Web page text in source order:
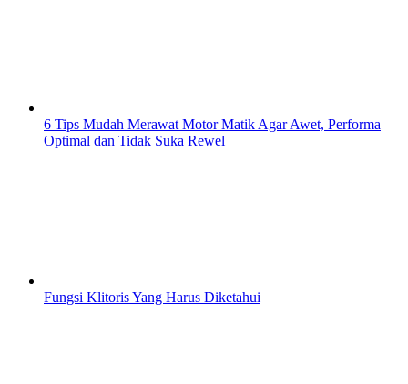
6 Tips Mudah Merawat Motor Matik Agar Awet, Performa
Optimal dan Tidak Suka Rewel
Fungsi Klitoris Yang Harus Diketahui